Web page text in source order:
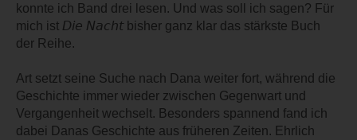
konnte ich Band drei lesen. Und was soll ich sagen? Für
mich ist 𝘋𝘪𝘦 𝘕𝘢𝘤𝘩𝘵 bisher ganz klar das stärkste Buch
der Reihe.
Art setzt seine Suche nach Dana weiter fort, während die
Geschichte immer wieder zwischen Gegenwart und
Vergangenheit wechselt. Besonders spannend fand ich
dabei Danas Geschichte aus früheren Zeiten. Ehrlich